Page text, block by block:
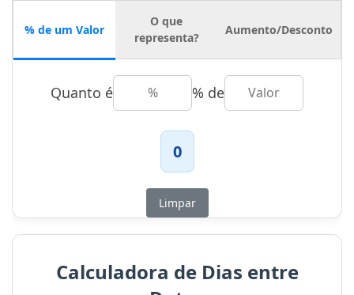
% de um Valor
O que
representa?
Aumento/Desconto
Quanto é % de
0
Limpar
Calculadora de Dias entre